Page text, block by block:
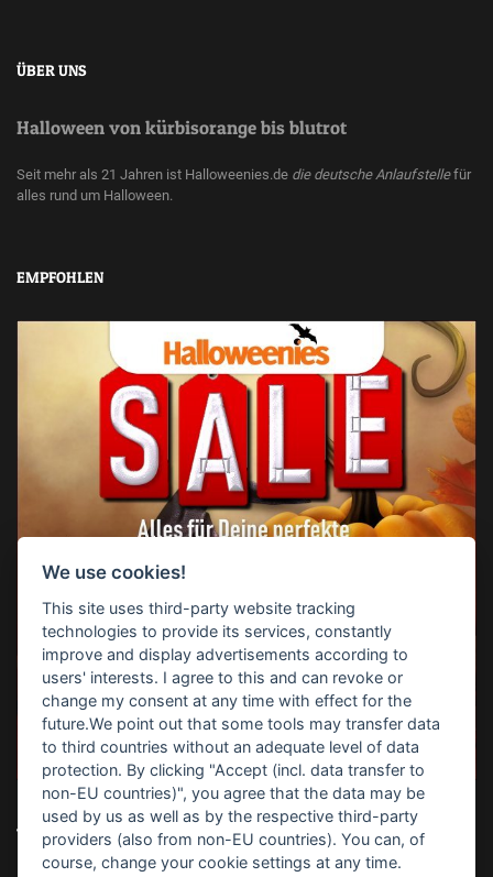
ÜBER UNS
Halloween von kürbisorange bis blutrot
Seit mehr als 21 Jahren ist Halloweenies.de die deutsche Anlaufstellefür
alles rund um Halloween.
EMPFOHLEN
TOP-SUCHBEGRIFFE
We use cookies!
This site uses third-party website tracking
technologies to provide its services, constantly
improve and display advertisements according to
users' interests. I agree to this and can revoke or
change my consent at any time with effect for the
future.We point out that some tools may transfer data
to third countries without an adequate level of data
protection. By clicking "Accept (incl. data transfer to
non-EU countries)", you agree that the data may be
used by us as well as by the respective third-party
providers (also from non-EU countries). You can, of
course, change your cookie settings at any time.